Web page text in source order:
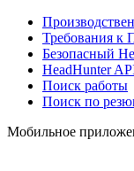
Требования к
Безопасный
HeadHunter
Поиск работы
Поиск по
Мобильное